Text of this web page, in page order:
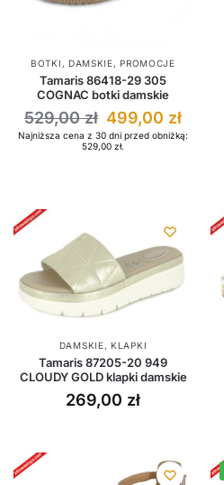
BOTKI , DAMSKIE,PROMOCJE
Tamaris 86418-29 305
COGNAC botki damskie
529,00zł 499,00 zł
Najniższa cena z 30 dni przed obniżką:
529,00 zł.
DAMSKIE, KLAPKI
Tamaris 87205-20 949
CLOUDY GOLD klapki damskie
269,00 zł